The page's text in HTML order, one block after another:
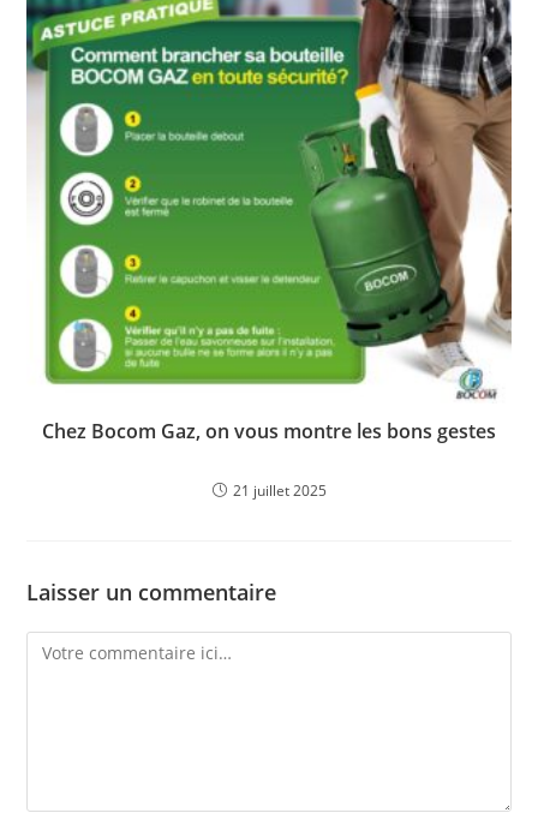
Chez Bocom Gaz, on vous montre les bons gestes
21 juillet 2025
Laisser un commentaire